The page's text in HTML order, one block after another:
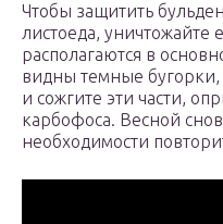
Чтобы защитить
листоеда, уничтожайте
располагаются в
видны темные
и сожгите эти части,
карбофоса. Весной
необходимости